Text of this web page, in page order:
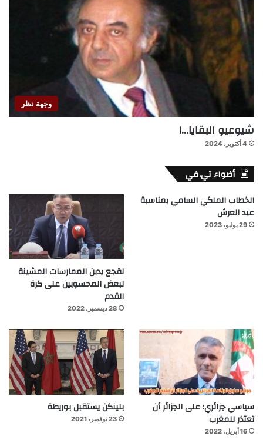
وجهة نظر
شيوعيو البقايا…!
4 أكتوبر، 2024
أضواء تي.في
الخطاب الملكي السامي بمناسبة
عيد العرش
29 يوليو، 2023
لقجع يدين الممارسات المشينة
لبعض المحسوبين على كرة
القدم
28 ديسمبر، 2022
سياسي جزائري: على الجزائر أن
تعتذر للمغرب
16 أبريل، 2022
بلينكن يستقبل بوريطة
23 نوفمبر، 2021